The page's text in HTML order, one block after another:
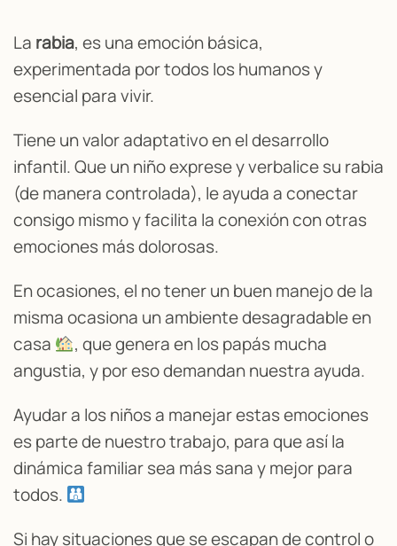
La rabia, es una emoción básica,
experimentada por todos los humanos y
esencial para vivir.
Tiene un valor adaptativo en el desarrollo
infantil. Que un niño exprese y verbalice su rabia
(de manera controlada), le ayuda a conectar
consigo mismo y facilita la conexión con otras
emociones más dolorosas.
En ocasiones, el no tener un buen manejo de la
misma ocasiona un ambiente desagradable en
casa
, que genera en los papás mucha
angustia, y por eso demandan nuestra ayuda.
Ayudar a los niños a manejar estas emociones
es parte de nuestro trabajo, para que así la
dinámica familiar sea más sana y mejor para
todos.
Si hay situaciones que se escapan de control o